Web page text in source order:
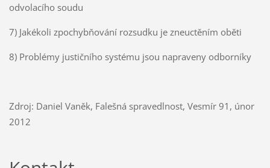
odvolacího soudu
7) Jakékoli zpochybňování rozsudku je zneuctěním oběti
8) Problémy justičního systému jsou napraveny odborníky
Zdroj: Daniel Vaněk, Falešná spravedlnost, Vesmír 91, únor
2012